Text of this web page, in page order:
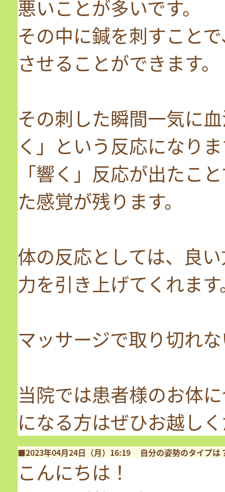
悪いことが多いです。
その中に鍼を刺すこと
させることができます。
その刺した瞬間一気に
く」という反応になり
「響く」反応が出たこ
た感覚が残ります。
体の反応としては、良
力を引き上げてくれま
マッサージで取り切れ
当院では患者様のお体
になる方はぜひお越し
■2023年04月24日（月）16:19 自分の姿勢のタイプは
こんにちは！